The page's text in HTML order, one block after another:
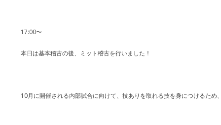
17:00〜
本日は基本稽古の後、ミット稽古を行いました！
10月に開催される内部試合に向けて、技ありを取れる技を身につけるため